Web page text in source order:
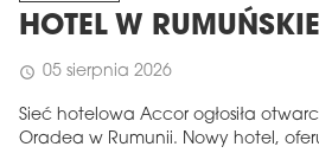
HOTEL W
schedule 05 sierpnia 2026
Sieć hotelowa Accor ogłosiła
Oradea w Rumunii. Nowy hotel,